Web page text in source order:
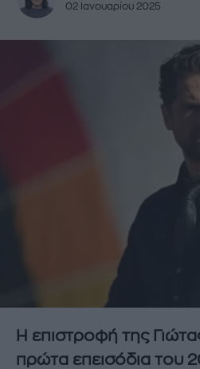
02 Ιανουαρίου 2025
Η επιστροφή της
πρώτα επεισόδια του